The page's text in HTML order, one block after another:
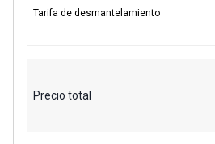
Tarifa de desmantelamiento
Precio total